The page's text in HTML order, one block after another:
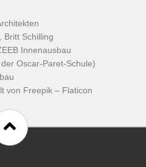
Britt Schilling
Innenausbau
Oscar-Paret-Schule)
von Freepik – Flaticon